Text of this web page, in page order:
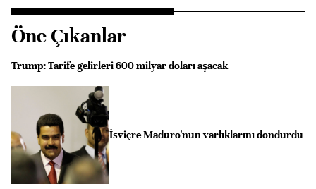
Öne Çıkanlar
Trump: Tarife gelirleri 600 milyar doları aşacak
İsviçre Maduro'nun varlıklarını dondurdu